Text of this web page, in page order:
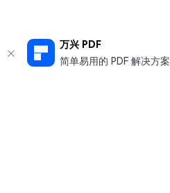
万兴 PDF
简单易用的 PDF 解决方案